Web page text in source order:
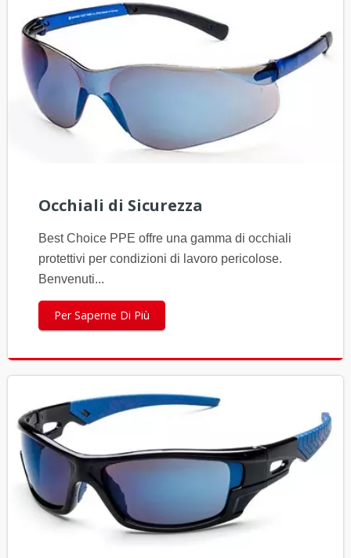
Occhiali di Sicurezza
Best Choice PPE offre una gamma di occhiali
protettivi per condizioni di lavoro pericolose.
Benvenuti...
Per Saperne Di Più